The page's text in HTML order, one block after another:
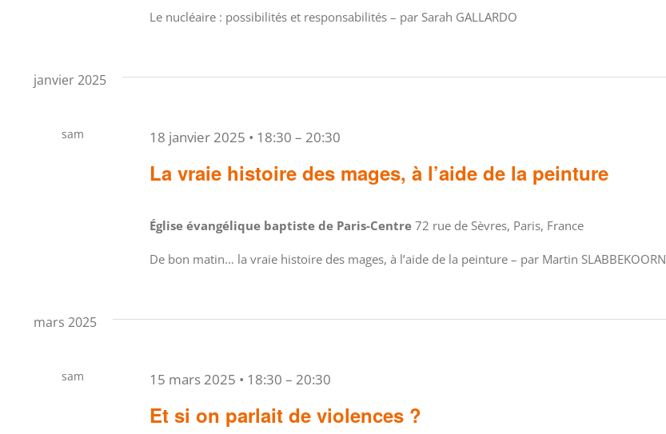
Le nucléaire : possibilités et responsabilités – par Sarah GALLARDO
janvier 2025
sam
La vraie histoire des mages, à l’aide de la peinture
18 janvier 2025 • 18:30 – 20:30
Église évangélique baptiste de Paris-Centre72 rue de Sèvres, Paris, France
De bon matin… la vraie histoire des mages, à l’aide de la peinture – par Martin SLABBEKOORN
mars 2025
sam
Et si on parlait de violences ?
15 mars 2025 • 18:30 – 20:30